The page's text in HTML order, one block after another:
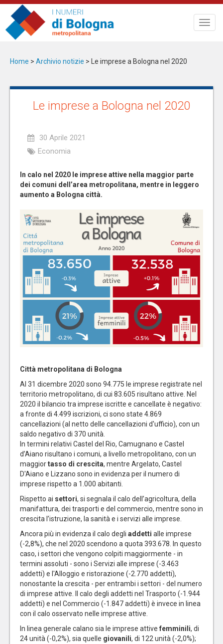
Salta
contenuto
principale
Home > Archivio notizie > Le imprese a Bologna nel 2020
Le imprese a Bologna nel 2020
30 Aprile 2021
Economia
In calo nel 2020 le imprese attive nella maggior parte
dei comuni dell’area metropolitana, mentre in leggero
aumento a Bologna città.
Città metropolitana di Bologna
Al 31 dicembre 2020 sono 94.775 le imprese registrate nel
territorio metropolitano, di cui 83.605 risultano attive. Nel
2020 il bilancio tra imprese iscritte e cancellate è negativo:
a fronte di 4.499 iscrizioni, ci sono state 4.869
cancellazioni (al netto delle cancellazioni d'ufficio), con un
saldo negativo di 370 unità.
In termini relativi Castel del Rio, Camugnano e Castel
d’Aiano risultano i comuni, a livello metropolitano, con un
maggiortasso di crescita, mentre Argelato, Castel
D'Aiano e Lizzano sono in evidenza per il numero di
imprese rispetto a 1.000 abitanti.
Rispetto ai settori, si segnala il calo dell’agricoltura, della
manifattura, dei trasporti e del commercio, mentre sono in
crescita l’istruzione, la sanità e i servizi alle imprese.
Ancora più in evidenza il calo degli addetti alle imprese
(-2,8%), che nel 2020 scendono a quota 393.678. In questo
caso, i settori che vengono colpiti maggiormente - in
termini assoluti - sono i Servizi alle imprese (-3.463
addetti) e l'Alloggio e ristorazione (-2.770 addetti),
nonostante la crescita - per entrambi i settori - del numero
di imprese attive. Il calo degli addetti nel Trasporto (-1.944
addetti) e nel Commercio (-1.847 addetti) è invece in linea
con il calo osservato nelle imprese attive.
In linea generale calano sia le imprese attive femminili, di
24 unità (-0,2%), sia quelle giovanili, di 122 unità (-2,0%);